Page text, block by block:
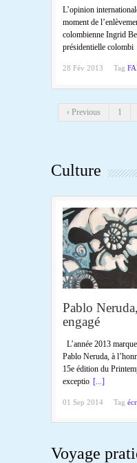
L’opinion
moment de
colombienne Ingrid
présidentielle colombi
28 Fév 2013 Tag
‹ Previous 1
Culture
Pablo
engagé
L’année 2013
Pablo Neruda, à
15e édition du
exceptio [...]
01 Sep 2014 Tag
Voyage